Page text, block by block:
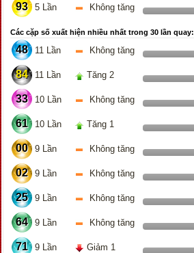
93 5 Lần Không tăng
Các cặp số xuất hiện nhiều nhất trong 30 lần quay:
48 11 Lần Không tăng
84 11 Lần Tăng 2
33 10 Lần Không tăng
61 10 Lần Tăng 1
00 9 Lần Không tăng
02 9 Lần Không tăng
25 9 Lần Không tăng
64 9 Lần Không tăng
71 9 Lần Giảm 1